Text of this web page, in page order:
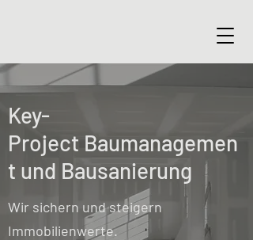
Key-
Project Baumanagemen
t und Bausanierung
Wir sichern und steigern
Immobilienwerte.